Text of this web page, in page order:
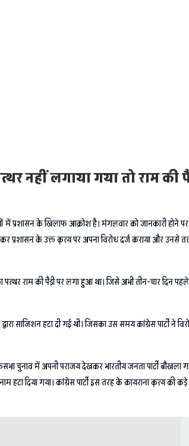
नहीं लगाया गया तो राम की
में प्रशासन के खिलाफ आक्रोश है। मंगलवार को जानकारी होने
प्रशासन के उक्त कृत्य पर अपना विरोध दर्ज कराया और उनसे
पत्थर राम की पैड़ी पर लगा हुआ था। जिसे अभी तीन-चार दिन
साजिशन हटा दी गई थी। जिसका उस समय कांग्रेस पार्टी ने
चुनाव में अपनी पराजय देखकर भारतीय जनता पार्टी बौखला
हटा दिया गया। कांग्रेस पार्टी इस तरह के कायराना कृत्य की